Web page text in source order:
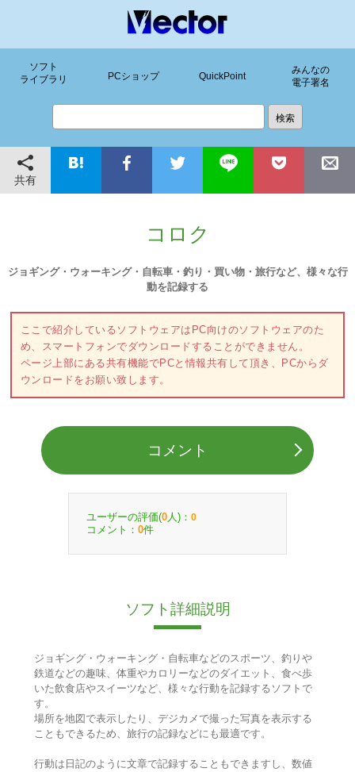
ソフト
ライブラリ
PCショップ QuickPoint
みんなの
電子署名
共有
コロク
ジョギング・ウォーキング・自転車・釣り・買い物・旅行など、様々な行
動を記録する
ここで紹介しているソフトウェアはPC向けのソフトウェアのた
め、スマートフォンでダウンロードすることができません。
ページ上部にある共有機能でPCと情報共有して頂き、PCからダ
ウンロードをお願い致します。
コメント
ユーザーの評価(0 人)： 0
コメント： 0件
ソフト詳細説明
ジョギング・ウォーキング・自転車などのスポーツ、釣りや
鉄道などの趣味、体重やカロリーなどのダイエット、食べ歩
いた飲食店やスイーツなど、様々な行動を記録するソフトで
す。
場所を地図で表示したり、デジカメで撮った写真を表示する
こともできるため、旅行の記録などにも最適です。
行動は日記のように文章で記録することもできますし、数値